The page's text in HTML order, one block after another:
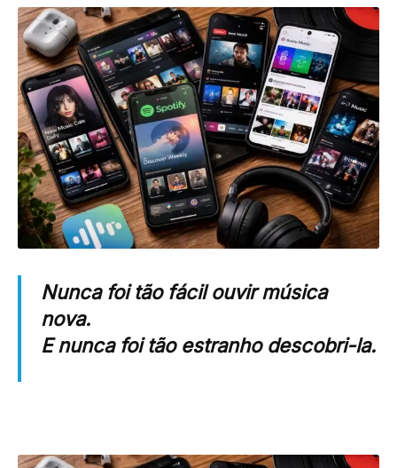
Nunca foi tão fácil ouvir música
nova.
E nunca foi tão estranho descobri-la.